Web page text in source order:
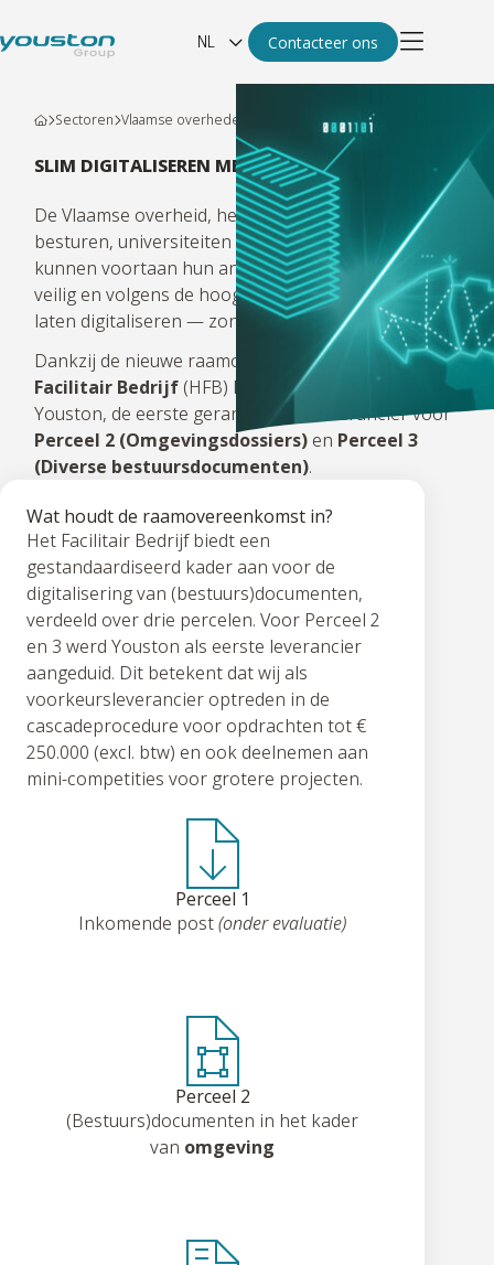
NL Contacteer ons
Sectoren Vlaamse overheden
SLIM DIGITALISEREN MET DE VLAAMSE OVERHEID
De Vlaamse overheid, het Vlaams Parlement, lokale
besturen, universiteiten en publieke instellingen
kunnen voortaan hun analoge archieven snel,
veilig en volgens de hoogste kwaliteitsstandaarden
laten digitaliseren — zonder eigen aanbesteding.
Dankzij de nieuwe raamovereenkomst vanHet
Facilitair Bedrijf (HFB) kiest u rechtstreeks voor
Youston, de eerste gerangschikte leverancier voor
Perceel 2 (Omgevingsdossiers) en Perceel 3
(Diverse bestuursdocumenten).
Wat houdt de raamovereenkomst in?
Het Facilitair Bedrijf biedt een
gestandaardiseerd kader aan voor de
digitalisering van (bestuurs)documenten,
verdeeld over drie percelen. Voor Perceel 2
en 3 werd Youston als eerste leverancier
aangeduid. Dit betekent dat wij als
voorkeursleverancier optreden in de
cascadeprocedure voor opdrachten tot €
250.000 (excl. btw) en ook deelnemen aan
mini-competities voor grotere projecten.
Perceel 1
Inkomende post(onder evaluatie)
Perceel 2
(Bestuurs)documenten in het kader
van omgeving